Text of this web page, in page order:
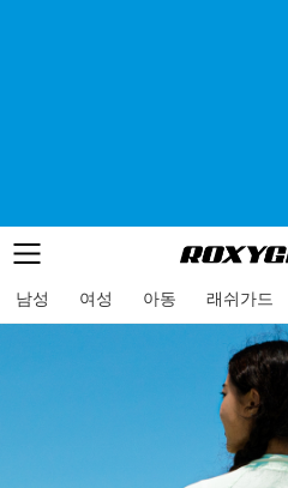
메뉴
로고
남성 여성 아동 래쉬가드